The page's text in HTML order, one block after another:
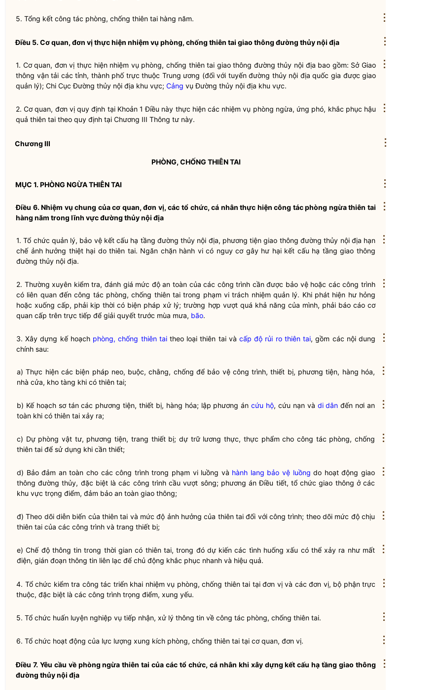
5. Tổng kết công tác phòng, chống thiên tai hàng năm.
Điều 5. Cơ quan, đơn vị thực hiện nhiệm vụ phòng, chống thiên tai giao thông đường thủy nội địa
1. Cơ quan, đơn vị thực hiện nhiệm vụ phòng, chống thiên tai giao thông đường thủy nội địa bao gồm: Sở Giao
thông vận tải các tỉnh, thành phố trực thuộc Trung ương (đối với tuyếnđường thủy nội địa quốc gia được giao
quản lý); Chi CụcĐường thủy nội địa khu vực; Cảng vụĐường thủy nội địa khu vực.
2. Cơ quan, đơn vị quy định tại Khoản 1 Điều này thực hiện các nhiệm vụ phòng ngừa, ứng phó, khắc phục hậu
quả thiên tai theo quy định tại Chương III Thông tư này.
Chương III
PHÒNG, CHỐNG THIÊN TAI
MỤC 1. PHÒNG NGỪATHIÊN TAI
Điều 6. Nhiệm vụ chung của cơ quan, đơn vị, các tổ chức, cá nhân thực hiệncông tácphòng ngừathiên tai
hàng năm trong lĩnh vựcđường thủy nội địa
1. Tổ chức quản lý, bảo vệ kết cấu hạ tầng đường thủy nội địa, phương tiện giao thông đường thủy nội địa hạn
chế ảnh hưởng thiệt hại dothiên tai. Ngăn chặn hành vi có nguy cơ gây hư hại kết cấu hạ tầng giao thông
đường thủy nội địa.
2. Thường xuyên kiểm tra, đánh giá mức độ an toàn của các công trình cần được bảo vệ hoặc các công trình
có liên quan đếncông tác phòng, chống thiên tai trong phạm vi trách nhiệm quản lý. Khi phát hiện hư hỏng
hoặc xuống cấp, phải kịp thời có biện pháp xử lý; trường hợp vượt quá khả năng của mình, phải báo cáo cơ
quan cấp trên trực tiếp để giải quyết trước mùa mưa, bão.
3. Xây dựng kế hoạch phòng, chống thiên taitheo loại thiên tai vàcấp độ rủi ro thiên tai, gồm các nội dung
chính sau:
a) Thực hiện các biện pháp neo, buộc, chằng, chống để bảo vệ công trình, thiết bị, phương tiện, hàng hóa,
nhà cửa, kho tàng khi có thiên tai;
b) Kế hoạch sơ tán các phương tiện, thiết bị, hàng hóa; lập phương áncứu hộ, cứu nạnvà di dân đến nơi an
toàn khi có thiên tai xảy ra;
c) Dự phòng vật tư, phương tiện, trang thiết bị; dự trữ lương thực, thực phẩm cho công tác phòng, chống
thiên tai để sử dụng khi cần thiết;
d) Bảo đảm an toàn cho các công trình trong phạm vi luồng và hành lang bảo vệ luồng do hoạt động giao
thông đường thủy, đặc biệt là các công trình cầu vượt sông; phương án Điều tiết, tổ chức giao thông ở các
khu vực trọng điểm, đảm bảo an toàn giao thông;
đ) Theo dõi diễn biến của thiên tai và mức độ ảnh hưởng của thiên tai đối với công trình; theo dõi mức độ chịu
thiên tai của các công trình và trang thiết bị;
e) Chế độ thông tin trong thời gian có thiên tai, trong đó dự kiến các tình huống xấu có thể xảy ra như mất
điện, gián đoạn thông tin liên lạc để chủ động khắc phục nhanh và hiệu quả.
4. Tổ chức kiểm tra công tác triển khai nhiệm vụ phòng, chống thiên tai tại đơn vị và các đơn vị, bộ phận trực
thuộc, đặc biệt là các công trình trọng điểm, xung yếu.
5. Tổ chức huấn luyện nghiệp vụ tiếp nhận, xử lý thông tin về công tác phòng, chống thiên tai.
6. Tổ chức hoạt động của lực lượng xung kích phòng, chống thiên tai tại cơ quan, đơn vị.
Điều 7. Yêu cầu về phòng ngừathiên tai của các tổ chức, cá nhân khi xây dựng kết cấu hạ tầng giao thông
đường thủy nội địa
⋮
⋮
⋮
⋮
⋮
⋮
⋮
⋮
⋮
⋮
⋮
⋮
⋮
⋮
⋮
⋮
⋮
⋮
⋮
⋮